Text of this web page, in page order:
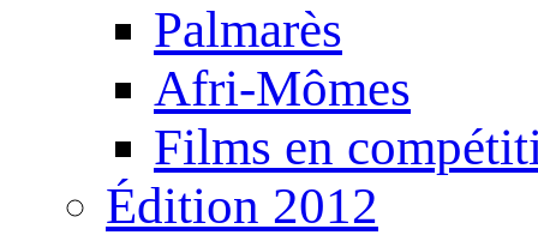
Palmarès
Afri-Mômes
Films en
Édition 2012